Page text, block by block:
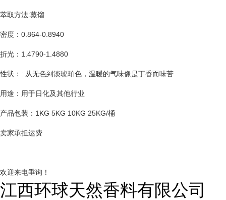
萃取方法:蒸馏
密度：0.864-0.8940
折光：1.4790-1.4880
性状： : 从无色到淡琥珀色，温暖的气味像是丁香而味苦
用途：用于日化及其他行业
产品包装：1KG 5KG 10KG 25KG/桶
卖家承担运费
欢迎来电垂询！
江西环球天然香料有限公司